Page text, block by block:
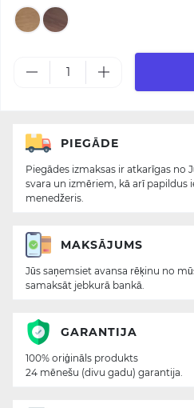
PIEGĀDE
Piegādes izmaksas ir atkarīgas no
svara un izmēriem, kā arī papildus
menedžeris.
MAKSĀJUMS
Jūs saņemsiet avansa rēķinu no
samaksāt jebkurā bankā.
GARANTIJA
100% oriģināls produkts
24 mēnešu (divu gadu) garantija.